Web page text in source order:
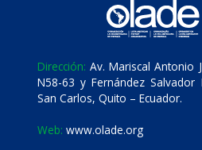
Dirección: Av. Mariscal Antonio
N58-63 y Fernández Salvador
San Carlos, Quito – Ecuador.
Web: www.olade.org